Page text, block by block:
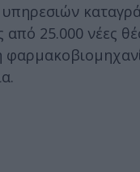
25.000 νέες